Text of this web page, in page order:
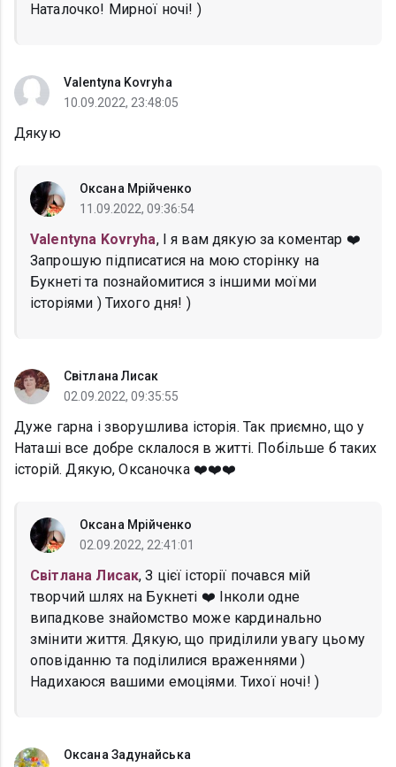
Наталочко! Мирної ночі! )
Valentyna Kovryha
10.09.2022, 23:48:05
Дякую
Оксана Мрійченко
11.09.2022, 09:36:54
Valentyna Kovryha, І я вам дякую за коментар ❤️
Запрошую підписатися на мою сторінку на
Букнеті та познайомитися з іншими моїми
історіями ) Тихого дня! )
Світлана Лисак
02.09.2022, 09:35:55
Дуже гарна і зворушлива історія. Так приємно, що у
Наташі все добре склалося в житті. Побільше б таких
історій. Дякую, Оксаночка ❤️❤️❤️
Оксана Мрійченко
02.09.2022, 22:41:01
Світлана Лисак, З цієї історії почався мій
творчий шлях на Букнеті ❤️ Інколи одне
випадкове знайомство може кардинально
змінити життя. Дякую, що приділили увагу цьому
оповіданню та поділилися враженнями )
Надихаюся вашими емоціями. Тихої ночі! )
Оксана Задунайська